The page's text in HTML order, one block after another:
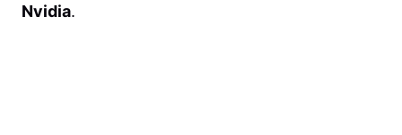
Nvidia.